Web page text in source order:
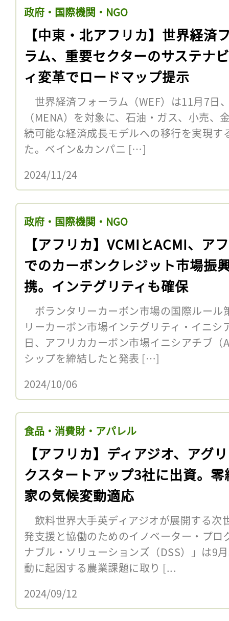
政府・国際機関・NGO
【中東・北アフリカ】世界経済
ラム、重要セクターのサステナ
ィ変革でロードマップ提示
世界経済フォーラム（WEF）は11月7日
（MENA）を対象に、石油・ガス、小売
続可能な経済成長モデルへの移行を実現す
た。ベイン&カンパニ […]
2024/11/24
政府・国際機関・NGO
【アフリカ】VCMIとACMI、ア
でのカーボンクレジット市場振
携。インテグリティも確保
ボランタリーカーボン市場の国際ルール
リーカーボン市場インテグリティ・イニシ
日、アフリカカーボン市場イニシアチブ（
シップを締結したと発表 […]
2024/10/06
食品・消費財・アパレル
【アフリカ】ディアジオ、アグ
クスタートアップ3社に出資。零
家の気候変動適応
飲料世界大手英ディアジオが展開する次
発支援と協働のためのイノベーター・プロ
ナブル・ソリューションズ（DSS）」は9
動に起因する農業課題に取り [...
2024/09/12